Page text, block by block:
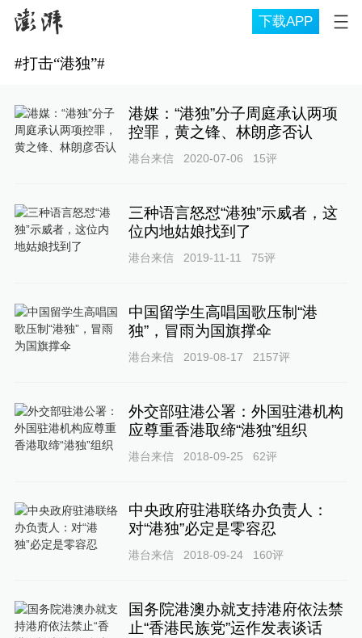
下载APP
#打击“港独”#
港媒：“港独”分子周庭承认两项
控罪，黄之锋、林朗彦否认
港台来信 2020-07-06 15评
三种语言怒怼“港独”示威者，这
位内地姑娘找到了
港台来信 2019-11-11 75评
中国留学生高唱国歌压制“港
独”，冒雨为国旗撑伞
港台来信 2019-08-17 2157评
外交部驻港公署：外国驻港机构
应尊重香港取缔“港独”组织
港台来信 2018-09-25 62评
中央政府驻港联络办负责人：
对“港独”必定是零容忍
港台来信 2018-09-24 160评
国务院港澳办就支持港府依法禁
止“香港民族党”运作发表谈话